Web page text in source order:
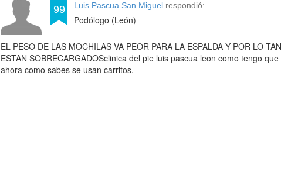
99 Luis Pascua San Miguel respondió:
Podólogo (León)
EL PESO DE LAS MOCHILAS VA PEOR PARA LA ESPALDA Y POR LO
ESTAN SOBRECARGADOSclinica del pie luis pascua leon como tengo
ahora como sabes se usan carritos.